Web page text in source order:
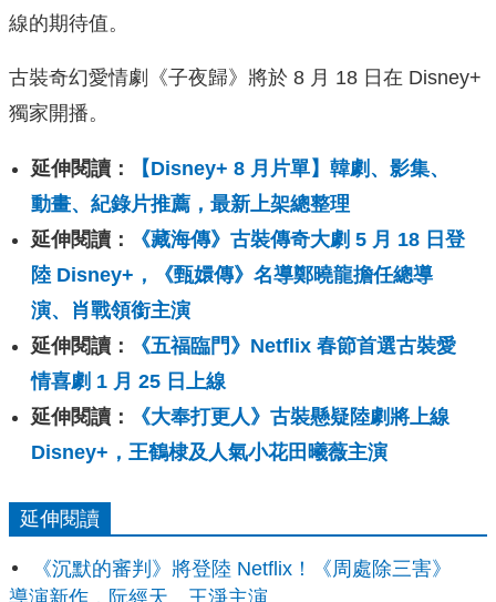
線的期待值。
古裝奇幻愛情劇《子夜歸》將於 8 月 18 日在 Disney+
獨家開播。
延伸閱讀：
【Disney+ 8 月片單】韓劇、影集、
動畫、紀錄片推薦，最新上架總整理
延伸閱讀：
《藏海傳》古裝傳奇大劇 5 月 18 日登
陸 Disney+，《甄嬛傳》名導鄭曉龍擔任總導
演、肖戰領銜主演
延伸閱讀：
《五福臨門》Netflix 春節首選古裝愛
情喜劇 1 月 25 日上線
延伸閱讀：
《大奉打更人》古裝懸疑陸劇將上線
Disney+，王鶴棣及人氣小花田曦薇主演
延伸閱讀
《沉默的審判》將登陸 Netflix！《周處除三害》
導演新作，阮經天、王淨主演